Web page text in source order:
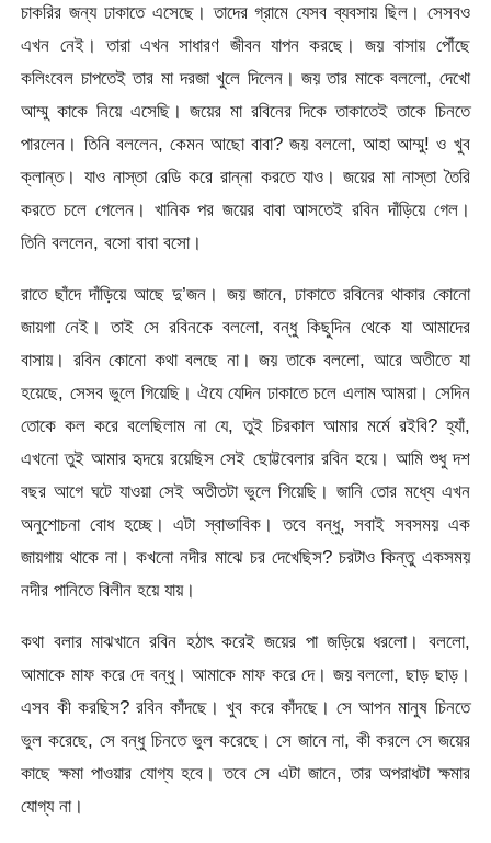
চাকরির জন্য ঢাকাতে এসেছে। তাদের গ্রামে যেসব ব্যবসায় ছিল। সেসবও
এখন নেই। তারা এখন সাধারণ জীবন যাপন করছে। জয় বাসায় পৌঁছে
কলিংবেল চাপতেই তার মা দরজা খুলে দিলেন। জয় তার মাকে বললো, দেখো
আম্মু কাকে নিয়ে এসেছি। জয়ের মা রবিনের দিকে তাকাতেই তাকে চিনতে
পারলেন। তিনি বললেন, কেমন আছো বাবা? জয় বললো, আহা আম্মু! ও খুব
ক্লান্ত। যাও নাস্তা রেডি করে রান্না করতে যাও। জয়ের মা নাস্তা তৈরি
করতে চলে গেলেন। খানিক পর জয়ের বাবা আসতেই রবিন দাঁড়িয়ে গেল।
তিনি বললেন, বসো বাবা বসো।
রাতে ছাঁদে দাঁড়িয়ে আছে দু’জন। জয় জানে, ঢাকাতে রবিনের থাকার কোনো
জায়গা নেই। তাই সে রবিনকে বললো, বন্ধু কিছুদিন থেকে যা আমাদের
বাসায়। রবিন কোনো কথা বলছে না। জয় তাকে বললো, আরে অতীতে যা
হয়েছে, সেসব ভুলে গিয়েছি। ঐযে যেদিন ঢাকাতে চলে এলাম আমরা। সেদিন
তোকে কল করে বলেছিলাম না যে, তুই চিরকাল আমার মর্মে রইবি? হ্যাঁ,
এখনো তুই আমার হৃদয়ে রয়েছিস সেই ছোট্টবেলার রবিন হয়ে। আমি শুধু দশ
বছর আগে ঘটে যাওয়া সেই অতীতটা ভুলে গিয়েছি। জানি তোর মধ্যে এখন
অনুশোচনা বোধ হচ্ছে। এটা স্বাভাবিক। তবে বন্ধু, সবাই সবসময় এক
জায়গায় থাকে না। কখনো নদীর মাঝে চর দেখেছিস? চরটাও কিন্তু একসময়
নদীর পানিতে বিলীন হয়ে যায়।
কথা বলার মাঝখানে রবিন হঠাৎ করেই জয়ের পা জড়িয়ে ধরলো। বললো,
আমাকে মাফ করে দে বন্ধু। আমাকে মাফ করে দে। জয় বললো, ছাড় ছাড়।
এসব কী করছিস? রবিন কাঁদছে। খুব করে কাঁদছে। সে আপন মানুষ চিনতে
ভুল করেছে, সে বন্ধু চিনতে ভুল করেছে। সে জানে না, কী করলে সে জয়ের
কাছে ক্ষমা পাওয়ার যোগ্য হবে। তবে সে এটা জানে, তার অপরাধটা ক্ষমার
যোগ্য না।